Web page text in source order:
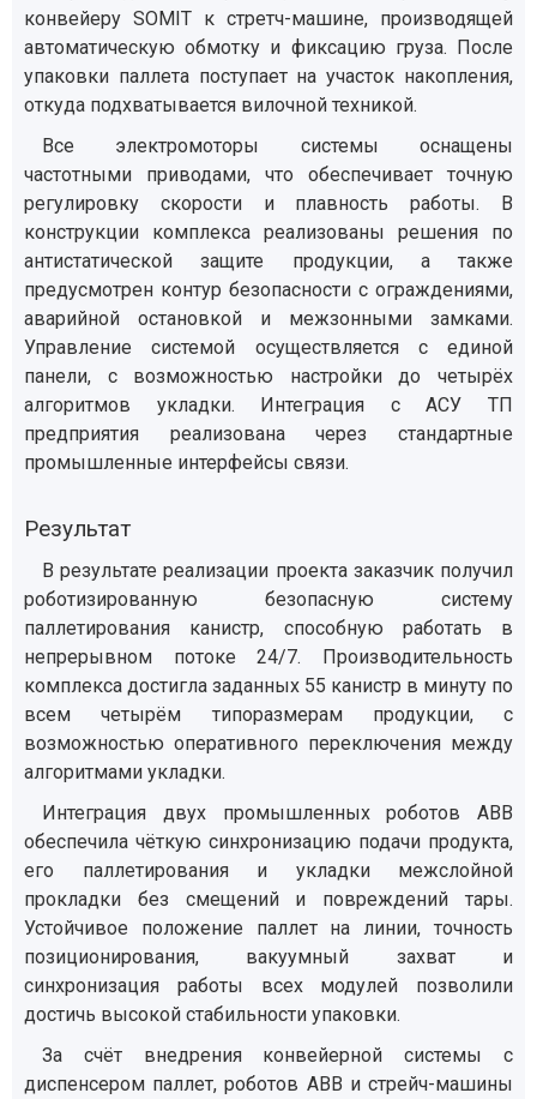
конвейеру SOMIT к стретч-машине, производящей
автоматическую обмотку и фиксацию груза. После
упаковки паллета поступает на участок накопления,
откуда подхватывается вилочной техникой.
Все электромоторы системы оснащены
частотными приводами, что обеспечивает точную
регулировку скорости и плавность работы. В
конструкции комплекса реализованы решения по
антистатической защите продукции, а также
предусмотрен контур безопасности с ограждениями,
аварийной остановкой и межзонными замками.
Управление системой осуществляется с единой
панели, с возможностью настройки до четырёх
алгоритмов укладки. Интеграция с АСУ ТП
предприятия реализована через стандартные
промышленные интерфейсы связи.
Результат
В результате реализации проекта заказчик получил
роботизированную безопасную систему
паллетирования канистр, способную работать в
непрерывном потоке 24/7. Производительность
комплекса достигла заданных 55 канистр в минуту по
всем четырём типоразмерам продукции, с
возможностью оперативного переключения между
алгоритмами укладки.
Интеграция двух промышленных роботов ABB
обеспечила чёткую синхронизацию подачи продукта,
его паллетирования и укладки межслойной
прокладки без смещений и повреждений тары.
Устойчивое положение паллет на линии, точность
позиционирования, вакуумный захват и
синхронизация работы всех модулей позволили
достичь высокой стабильности упаковки.
За счёт внедрения конвейерной системы с
диспенсером паллет, роботов ABB и стрейч-машины